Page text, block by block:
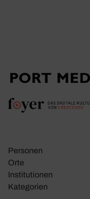
Personen
Orte
Insti­tu­tionen
Kate­go­rien